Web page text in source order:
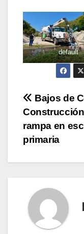
default
de
entradas
Bajos de
rampa en
primaria